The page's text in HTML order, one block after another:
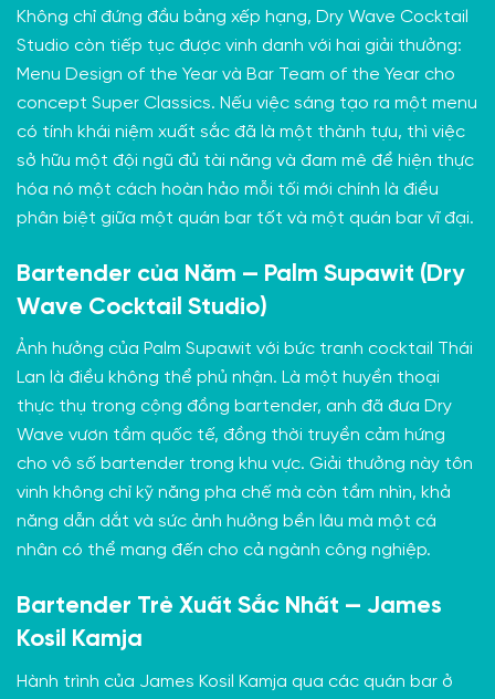
Không chỉ đứng đầu bảng xếp hạng, Dry Wave Cocktail
Studio còn tiếp tục được vinh danh với hai giải thưởng:
Menu Design of the Year và Bar Team of the Year cho
concept Super Classics. Nếu việc sáng tạo ra một menu
có tính khái niệm xuất sắc đã là một thành tựu, thì việc
sở hữu một đội ngũ đủ tài năng và đam mê để hiện thực
hóa nó một cách hoàn hảo mỗi tối mới chính là điều
phân biệt giữa một quán bar tốt và một quán bar vĩ đại.
Bartender của Năm — Palm Supawit (Dry
Wave Cocktail Studio)
Ảnh hưởng của Palm Supawit với bức tranh cocktail Thái
Lan là điều không thể phủ nhận. Là một huyền thoại
thực thụ trong cộng đồng bartender, anh đã đưa Dry
Wave vươn tầm quốc tế, đồng thời truyền cảm hứng
cho vô số bartender trong khu vực. Giải thưởng này tôn
vinh không chỉ kỹ năng pha chế mà còn tầm nhìn, khả
năng dẫn dắt và sức ảnh hưởng bền lâu mà một cá
nhân có thể mang đến cho cả ngành công nghiệp.
Bartender Trẻ Xuất Sắc Nhất — James
Kosil Kamja
Hành trình của James Kosil Kamja qua các quán bar ở